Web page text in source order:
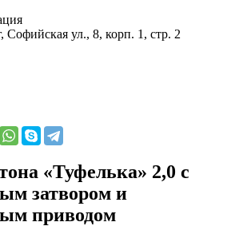
Софийская ул., 8, корп. 1, стр. 2
«Туфелька» 2,0 с
затвором и
приводом